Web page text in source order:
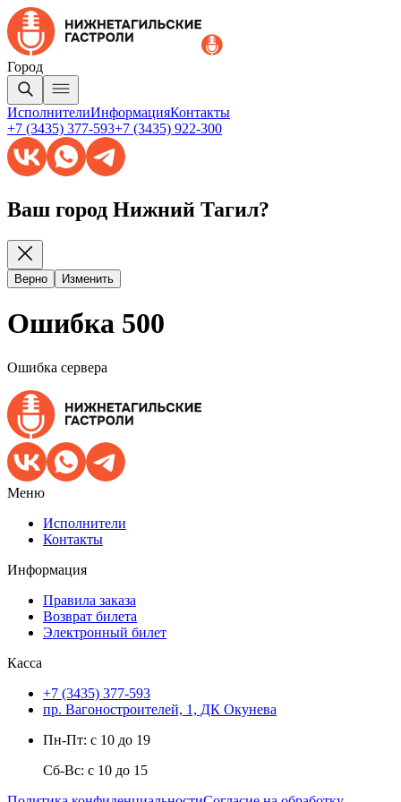
Город
ИсполнителиИнформацияКонтакты
+7 (3435) 377-593+7 (3435) 922-300
Ваш город Нижний Тагил?
Верно Изменить
Ошибка 500
Ошибка сервера
Меню
Исполнители
Контакты
Информация
Правила заказа
Возврат билета
Электронный билет
Касса
+7 (3435) 377-593
пр. Вагоностроителей, 1, ДК Окунева
Пн-Пт: с 10 до 19
Сб-Вс: с 10 до 15